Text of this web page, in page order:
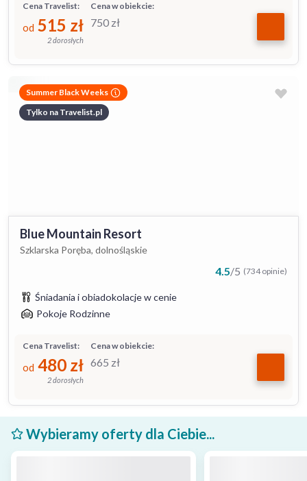
Cena w obiekcie:
750 zł
Cena Travelist:
od 515 zł
2 dorosłych
Summer Black Weeks
Tylko na Travelist.pl
Blue Mountain Resort
Szklarska Poręba, dolnośląskie
4.5/5 (734 opinie)
Śniadania i obiadokolacje w cenie
Pokoje Rodzinne
Cena w obiekcie:
665 zł
Cena Travelist:
od 480 zł
2 dorosłych
Wybieramy oferty dla Ciebie...